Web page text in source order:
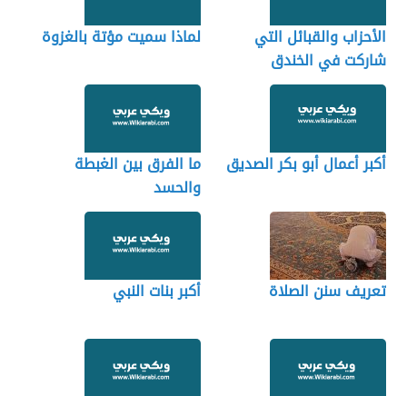
الأحزاب والقبائل التي
شاركت في الخندق
لماذا سميت مؤتة بالغزوة
أكبر أعمال أبو بكر الصديق
ما الفرق بين الغبطة
والحسد
تعريف سنن الصلاة أكبر بنات النبي